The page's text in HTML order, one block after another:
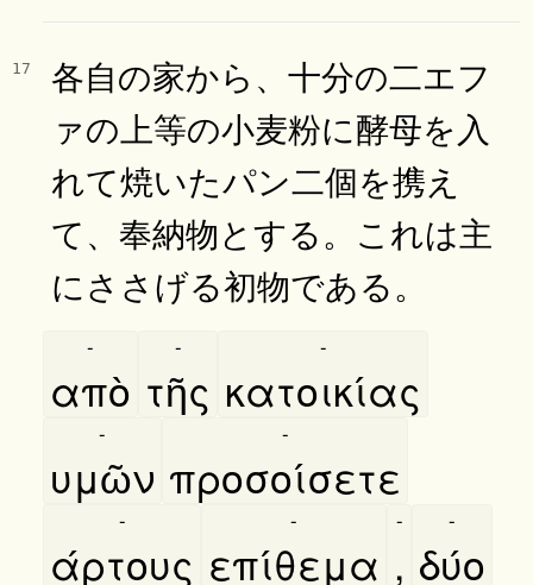
17
各自の家から、十分の二エフ
ァの上等の小麦粉に酵母を入
れて焼いたパン二個を携え
て、奉納物とする。これは主
にささげる初物である。
απὸ
-
τῆς
-
κατοικίας
-
υμῶν
-
προσοίσετε
-
άρτους
-
επίθεμα
-
,
-
δύο
-